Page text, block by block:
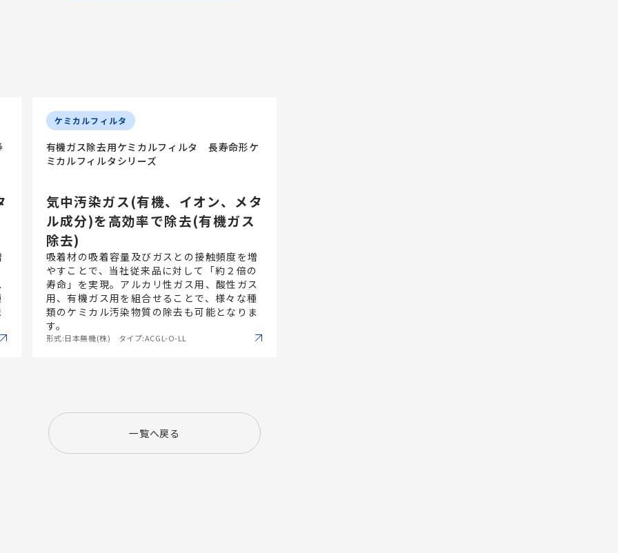
ケミカルフィルタ
有機ガス除去用ケミカルフィルタ 長寿命形ケ
ミカルフィルタシリーズ
気中汚染ガス(有機、イオン、メタ
ル成分)を高効率で除去(有機ガス
除去)
吸着材の吸着容量及びガスとの接触頻度を増
やすことで、当社従来品に対して「約２倍の
寿命」を実現。アルカリ性ガス用、酸性ガス
用、有機ガス用を組合せることで、様々な種
類のケミカル汚染物質の除去も可能となりま
す。
形式:日本無機(株) タイプ:ACGL-O-LL
一覧へ戻る